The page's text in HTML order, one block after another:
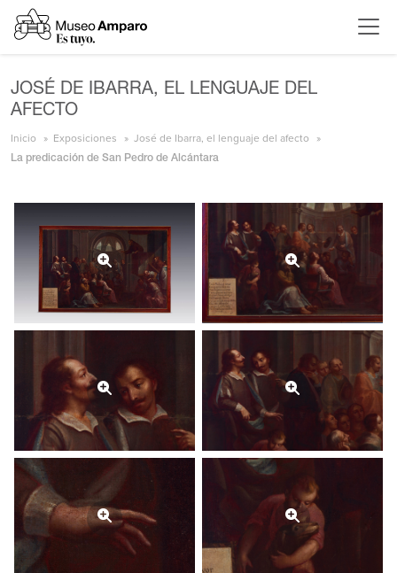
JOSÉ DE IBARRA, EL LENGUAJE DEL
AFECTO
Inicio Exposiciones José de Ibarra, el lenguaje del afecto
La predicación de San Pedro de Alcántara